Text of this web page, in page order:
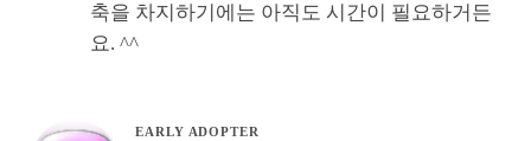
축을 차지하기에는 아직도 시간이 필요하거든
요. ^^
EARLY ADOPTER